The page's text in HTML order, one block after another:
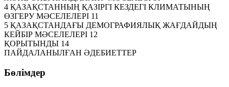
4 ҚАЗАҚСТАННЫҢ ҚАЗІРГІ КЕЗДЕГІ КЛИМАТЫНЫҢ
ӨЗГЕРУ МӘСЕЛЕЛЕРІ 11
5 ҚАЗАҚСТАНДАҒЫ ДЕМОГРАФИЯЛЫҚ ЖАҒДАЙДЫҢ
КЕЙБІР МӘСЕЛЕЛЕРІ 12
ҚОРЫТЫНДЫ 14
ПАЙДАЛАНЫЛҒАН ӘДЕБИЕТТЕР
Бөлімдер